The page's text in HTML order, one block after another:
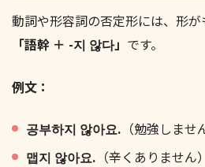
動詞や形容詞の否定形には、形が
「語幹 ＋ -지 않다」 です。
例文：
공부하지 않아요. （勉強しませ
맵지 않아요. （辛くありません）